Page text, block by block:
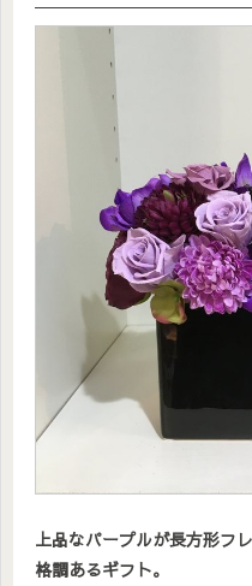
上品なパープルが長方形フ
格調あるギフト。